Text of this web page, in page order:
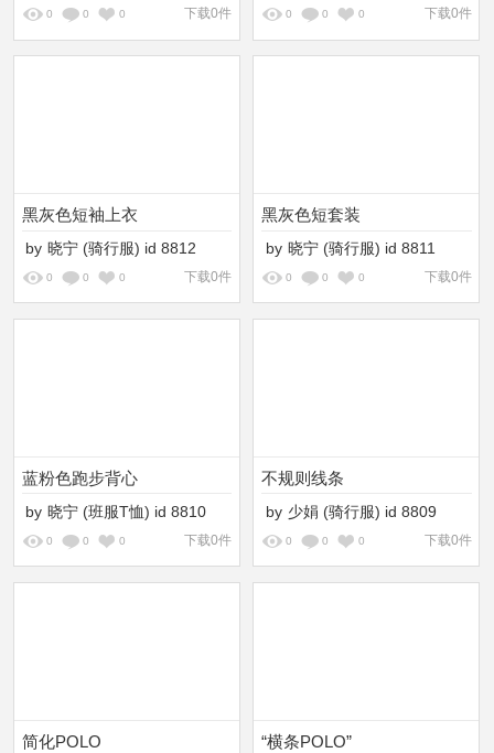
0 0 0 下载0件 0 0 0 下载0件
黑灰色短袖上衣
by 晓宁 (骑行服) id 8812
0 0 0 下载0件
黑灰色短套装
by 晓宁 (骑行服) id 8811
0 0 0 下载0件
蓝粉色跑步背心
by 晓宁 (班服T恤) id 8810
0 0 0 下载0件
不规则线条
by 少娟 (骑行服) id 8809
0 0 0 下载0件
简化POLO “横条POLO”